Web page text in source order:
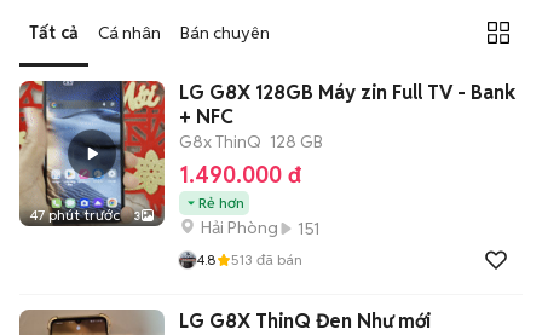
Tất cả Cá nhân Bán chuyên
47 phút trước 3
LG G8X 128GB Máy zin Full TV - Bank
+ NFC
G8x ThinQ 128 GB
1.490.000 đ
Rẻ hơn
Hải Phòng 151
4.8 513 đã bán
LG G8X ThinQ Đen Như mới